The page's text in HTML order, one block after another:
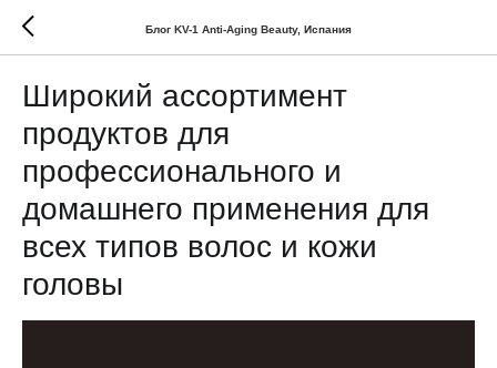
Блог KV-1 Anti-Aging Beauty, Испания
Широкий ассортимент
продуктов для
профессионального и
домашнего применения для
всех типов волос и кожи
головы